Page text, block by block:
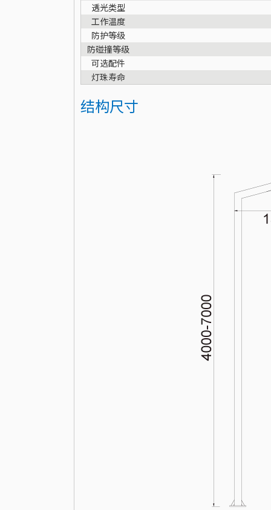
透光类型
工作温度
防护等级
防碰撞等级
可选配件
灯珠寿命
结构尺寸